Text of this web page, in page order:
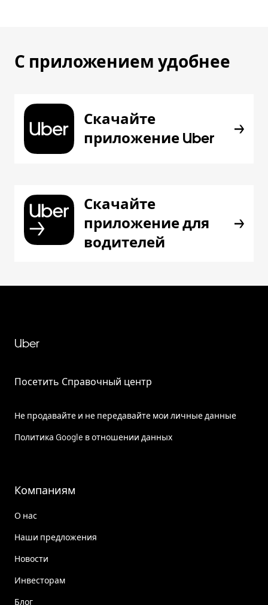
С приложением удобнее
Скачайте
приложение Uber
Скачайте
приложение для
водителей
Uber
Посетить Справочный центр
Не продавайте и не передавайте мои личные данные
Политика Google в отношении данных
Компаниям
О нас
Наши предложения
Новости
Инвесторам
Блог